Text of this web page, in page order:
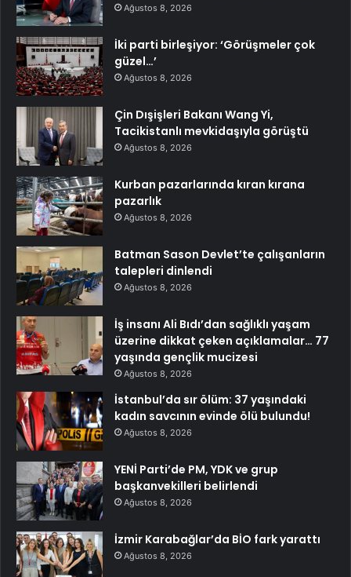
Ağustos 8, 2026
İki parti birleşiyor: ‘Görüşmeler çok
güzel…’
Ağustos 8, 2026
Çin Dışişleri Bakanı Wang Yi,
Tacikistanlı mevkidaşıyla görüştü
Ağustos 8, 2026
Kurban pazarlarında kıran kırana
pazarlık
Ağustos 8, 2026
Batman Sason Devlet’te çalışanların
talepleri dinlendi
Ağustos 8, 2026
İş insanı Ali Bıdı’dan sağlıklı yaşam
üzerine dikkat çeken açıklamalar… 77
yaşında gençlik mucizesi
Ağustos 8, 2026
İstanbul’da sır ölüm: 37 yaşındaki
kadın savcının evinde ölü bulundu!
Ağustos 8, 2026
YENİ Parti’de PM, YDK ve grup
başkanvekilleri belirlendi
Ağustos 8, 2026
İzmir Karabağlar’da BİO fark yarattı
Ağustos 8, 2026